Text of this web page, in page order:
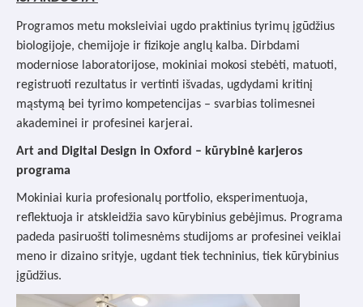
Programos metu moksleiviai ugdo praktinius tyrimų įgūdžius
biologijoje, chemijoje ir fizikoje anglų kalba. Dirbdami
moderniose laboratorijose, mokiniai mokosi stebėti, matuoti,
registruoti rezultatus ir vertinti išvadas, ugdydami kritinį
mąstymą bei tyrimo kompetencijas – svarbias tolimesnei
akademinei ir profesinei karjerai.
Art and Digital Design in Oxford – kūrybinė karjeros
programa
Mokiniai kuria profesionalų portfolio, eksperimentuoja,
reflektuoja ir atskleidžia savo kūrybinius gebėjimus. Programa
padeda pasiruošti tolimesnėms studijoms ar profesinei veiklai
meno ir dizaino srityje, ugdant tiek techninius, tiek kūrybinius
įgūdžius.